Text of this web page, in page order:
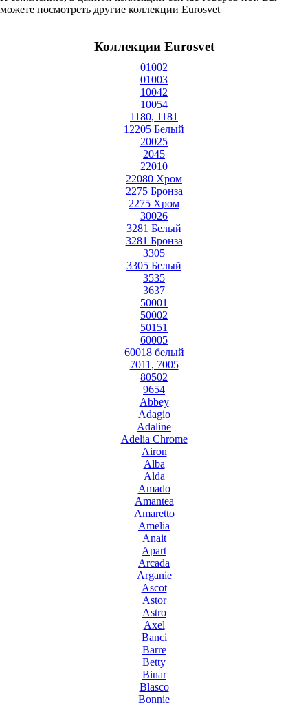
можете посмотреть другие коллекции Eurosvet
Коллекции Eurosvet
01002
01003
10042
10054
1180, 1181
12205 Белый
20025
2045
22010
22080 Хром
2275 Бронза
2275 Хром
30026
3281 Белый
3281 Бронза
3305
3305 Белый
3535
3637
50001
50002
50151
60005
60018 белый
7011, 7005
80502
9654
Abbey
Adagio
Adaline
Adelia Chrome
Airon
Alba
Alda
Amado
Amantea
Amaretto
Amelia
Anait
Apart
Arcada
Arganie
Ascot
Astor
Astro
Axel
Banci
Barre
Betty
Binar
Blasco
Bonnie